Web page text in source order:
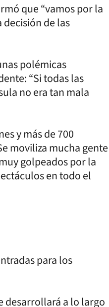
que “vamos por la
de las
polémicas
“Si todas las
no era tan mala
y más de 700
moviliza mucha gente
golpeados por la
en todo el
para los
desarrollará a lo largo